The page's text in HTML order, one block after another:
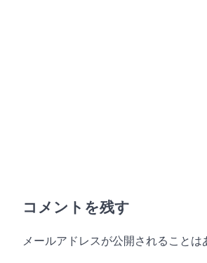
コメントを残す
メールアドレスが公開されることは